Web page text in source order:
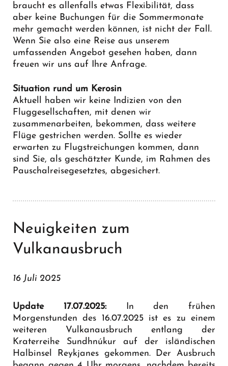
braucht es allenfalls etwas Flexibilität, dass
aber keine Buchungen für die Sommermonate
mehr gemacht werden können, ist nicht der Fall.
Wenn Sie also eine Reise aus unserem
umfassenden Angebot gesehen haben, dann
freuen wir uns auf Ihre Anfrage.
Situation rund um Kerosin
Aktuell haben wir keine Indizien von den
Fluggesellschaften, mit denen wir
zusammenarbeiten, bekommen, dass weitere
Flüge gestrichen werden. Sollte es wieder
erwarten zu Flugstreichungen kommen, dann
sind Sie, als geschätzter Kunde, im Rahmen des
Pauschalreisegesetztes, abgesichert.
Neuigkeiten zum
Vulkanausbruch
16 Juli 2025
Update 17.07.2025:
In den frühen
Morgenstunden des 16.07.2025 ist es zu einem
weiteren Vulkanausbruch entlang der
Kraterreihe Sundhnúkur auf der isländischen
Halbinsel Reykjanes gekommen. Der Ausbruch